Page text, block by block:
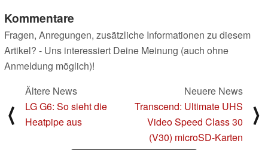
Kommentare
Fragen, Anregungen, zusätzliche Informationen zu diesem
Artikel? - Uns interessiert Deine Meinung (auch ohne
Anmeldung möglich)!
⟨
Ältere News
LG G6: So sieht die
Heatpipe aus
Neuere News
Transcend: Ultimate UHS
Video Speed Class 30
(V30) microSD-Karten
⟩